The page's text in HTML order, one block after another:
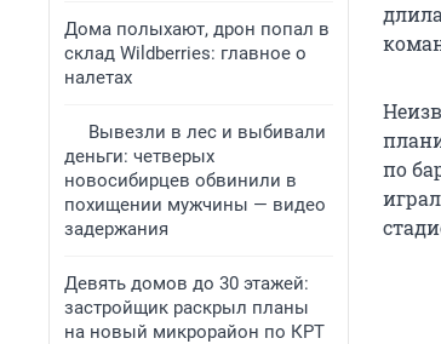
Дома полыхают, дрон попал в
склад Wildberries: главное о
налетах
Вывезли в лес и выбивали
деньги: четверых
новосибирцев обвинили в
похищении мужчины — видео
задержания
Девять домов до 30 этажей:
застройщик раскрыл планы
на новый микрорайон по КРТ
по